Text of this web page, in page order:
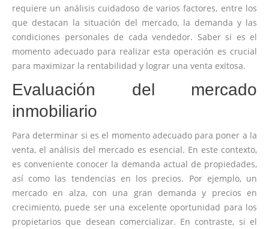
requiere un análisis cuidadoso de varios factores, entre los
que destacan la situación del mercado, la demanda y las
condiciones personales de cada vendedor. Saber si es el
momento adecuado para realizar esta operación es crucial
para maximizar la rentabilidad y lograr una venta exitosa.
Evaluación del mercado
inmobiliario
Para determinar si es el momento adecuado para poner a la
venta, el análisis del mercado es esencial. En este contexto,
es conveniente conocer la demanda actual de propiedades,
así como las tendencias en los precios. Por ejemplo, un
mercado en alza, con una gran demanda y precios en
crecimiento, puede ser una excelente oportunidad para los
propietarios que desean comercializar. En contraste, si el